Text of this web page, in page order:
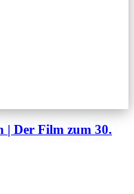
Der Film zum 30.